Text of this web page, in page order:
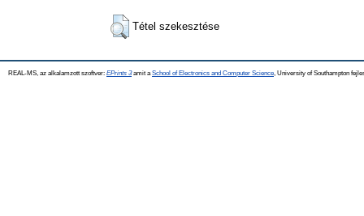
Tétel szekesztése
REAL-MS, az alkalamzott szoftver: EPrints 3amit a School of Electronics and Computer Science , University of Southampton